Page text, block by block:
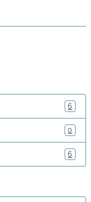
6
0
6